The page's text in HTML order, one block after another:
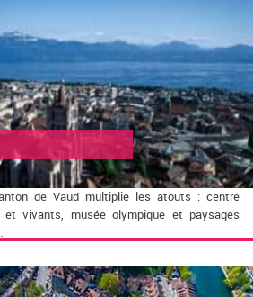
de Vaud multiplie les atouts : centre
et vivants, musée olympique et paysages